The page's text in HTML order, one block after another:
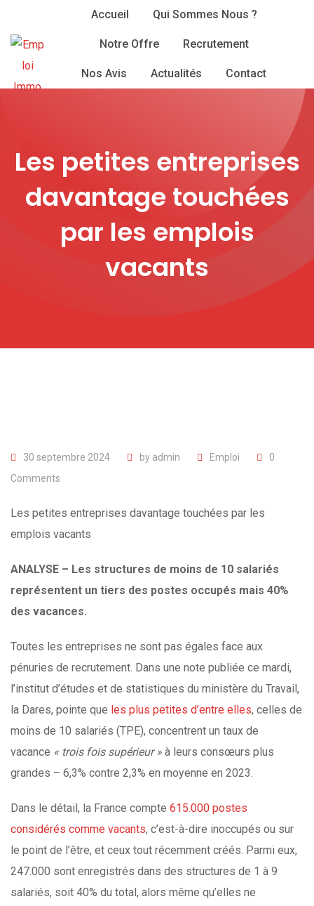
content
Accueil Qui Sommes Nous ?
Notre Offre Recrutement
Nos Avis Actualités Contact
Les petites entreprises
davantage touchées
par les emplois
vacants
30 septembre 2024 by admin Emploi
0
Comments
Les petites entreprises davantage touchées par les
emplois vacants
ANALYSE – Les structures de moins de 10 salariés
représentent un tiers des postes occupés mais 40%
des vacances.
Toutes les entreprises ne sont pas égales face aux
pénuries de recrutement. Dans une note publiée ce mardi,
l’institut d’études et de statistiques du ministère du Travail,
la Dares, pointe que les plus petites d’entre elles, celles de
moins de 10 salariés (TPE), concentrent un taux de
vacance « trois fois supérieur » à leurs consœurs plus
grandes – 6,3% contre 2,3% en moyenne en 2023.
Dans le détail, la France compte 615.000 postes
considérés comme vacants, c’est-à-dire inoccupés ou sur
le point de l’être, et ceux tout récemment créés. Parmi eux,
247.000 sont enregistrés dans des structures de 1 à 9
salariés, soit 40% du total, alors même qu’elles ne